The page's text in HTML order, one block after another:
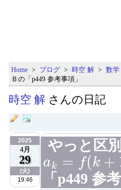
Home > ブログ > 時空 解 > 数学
Ｂの「p449 参考事項」
時空 解 さんの日記
2025
4月
29
(火)
19:46
やっと区
ak = f(k +
a k f( k+1)−f
「p449 参